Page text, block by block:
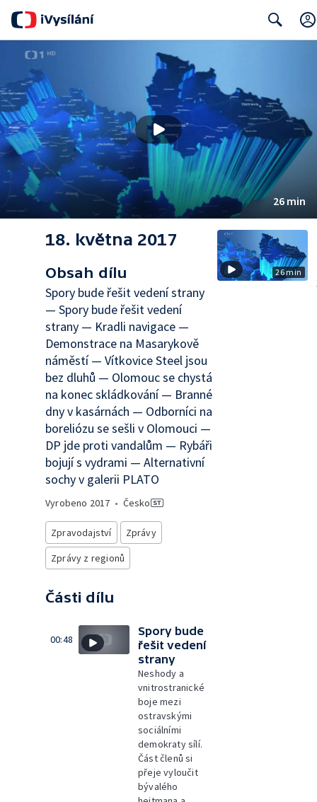
26 min
18. května 2017
Obsah dílu
Spory bude řešit vedení strany
— Spory bude řešit vedení
strany — Kradli navigace —
Demonstrace na Masarykově
náměstí — Vítkovice Steel jsou
bez dluhů — Olomouc se chystá
na konec skládkování — Branné
dny v kasárnách — Odborníci na
boreliózu se sešli v Olomouci —
DP jde proti vandalům — Rybáři
bojují s vydrami — Alternativní
sochy v galerii PLATO
Vyrobeno 2017 • Česko
Zpravodajství
Zprávy
Zprávy z regionů
Části dílu
00:48
Spory bude
řešit vedení
strany
Neshody a
vnitrostranické
boje mezi
ostravskými
sociálními
demokraty sílí.
Část členů si
přeje vyloučit
bývalého
26 min